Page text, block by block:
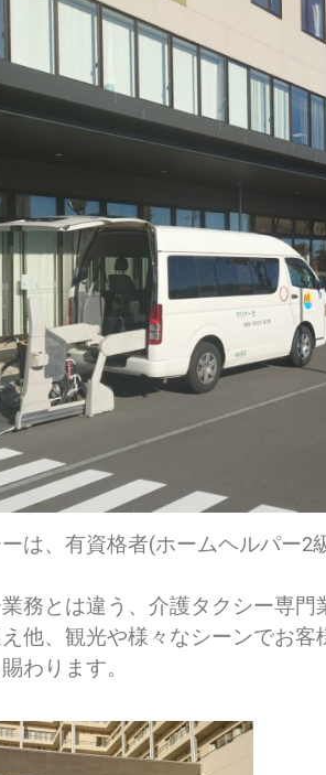
は、有資格者(ホームヘルパー
務とは違う、介護タクシー専門
他、観光や様々なシーンでお客
わります。